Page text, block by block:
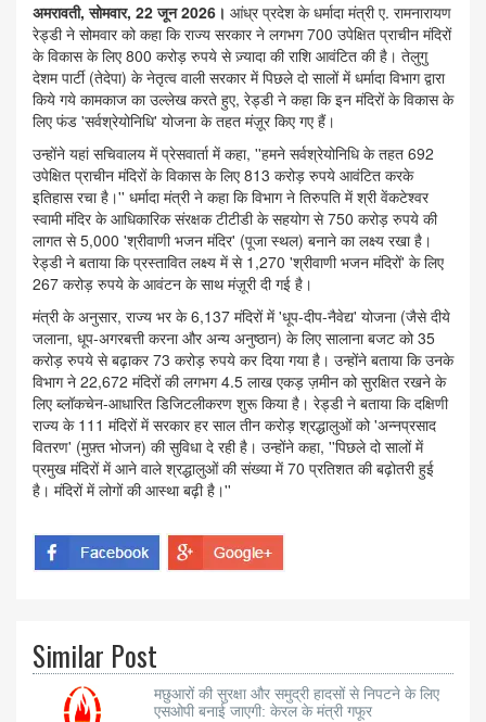
अमरावती, सोमवार, 22 जून 2026। आंध्र प्रदेश के धर्मादा मंत्री ए. रामनारायण
रेड्डी ने सोमवार को कहा कि राज्य सरकार ने लगभग 700 उपेक्षित प्राचीन मंदिरों
के विकास के लिए 800 करोड़ रुपये से ज़्यादा की राशि आवंटित की है। तेलुगु
देशम पार्टी (तेदेपा) के नेतृत्व वाली सरकार में पिछले दो सालों में धर्मादा विभाग द्वारा
किये गये कामकाज का उल्लेख करते हुए, रेड्डी ने कहा कि इन मंदिरों के विकास के
लिए फंड 'सर्वश्रेयोनिधि' योजना के तहत मंज़ूर किए गए हैं।
उन्होंने यहां सचिवालय में प्रेसवार्ता में कहा, ''हमने सर्वश्रेयोनिधि के तहत 692
उपेक्षित प्राचीन मंदिरों के विकास के लिए 813 करोड़ रुपये आवंटित करके
इतिहास रचा है।'' धर्मादा मंत्री ने कहा कि विभाग ने तिरुपति में श्री वेंकटेश्वर
स्वामी मंदिर के आधिकारिक संरक्षक टीटीडी के सहयोग से 750 करोड़ रुपये की
लागत से 5,000 'श्रीवाणी भजन मंदिर' (पूजा स्थल) बनाने का लक्ष्य रखा है।
रेड्डी ने बताया कि प्रस्तावित लक्ष्य में से 1,270 'श्रीवाणी भजन मंदिरों' के लिए
267 करोड़ रुपये के आवंटन के साथ मंज़ूरी दी गई है।
मंत्री के अनुसार, राज्य भर के 6,137 मंदिरों में 'धूप-दीप-नैवेद्य' योजना (जैसे दीये
जलाना, धूप-अगरबत्ती करना और अन्य अनुष्ठान) के लिए सालाना बजट को 35
करोड़ रुपये से बढ़ाकर 73 करोड़ रुपये कर दिया गया है। उन्होंने बताया कि उनके
विभाग ने 22,672 मंदिरों की लगभग 4.5 लाख एकड़ ज़मीन को सुरक्षित रखने के
लिए ब्लॉकचेन-आधारित डिजिटलीकरण शुरू किया है। रेड्डी ने बताया कि दक्षिणी
राज्य के 111 मंदिरों में सरकार हर साल तीन करोड़ श्रद्धालुओं को 'अन्नप्रसाद
वितरण' (मुफ़्त भोजन) की सुविधा दे रही है। उन्होंने कहा, ''पिछले दो सालों में
प्रमुख मंदिरों में आने वाले श्रद्धालुओं की संख्या में 70 प्रतिशत की बढ़ोतरी हुई
है। मंदिरों में लोगों की आस्था बढ़ी है।''
Similar Post
मछुआरों की सुरक्षा और समुद्री हादसों से निपटने के लिए
एसओपी बनाई जाएगी: केरल के मंत्री गफूर